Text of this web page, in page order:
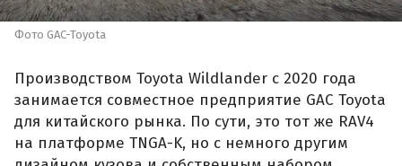
Фото GAC-Toyota
Производством Toyota Wildlander с 2020 года
занимается совместное предприятие GAC Toyota
для китайского рынка. По сути, это тот же RAV4
на платформе TNGA-K, но с немного другим